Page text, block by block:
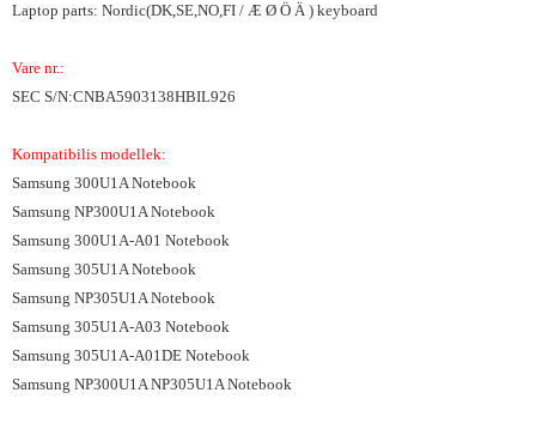
Laptop parts: Nordic(DK,SE,NO,FI / Æ Ø Ö Ä ) keyboard
Vare nr.:
SEC S/N:CNBA5903138HBIL926
Kompatibilis modellek:
Samsung 300U1A Notebook
Samsung NP300U1A Notebook
Samsung 300U1A-A01 Notebook
Samsung 305U1A Notebook
Samsung NP305U1A Notebook
Samsung 305U1A-A03 Notebook
Samsung 305U1A-A01DE Notebook
Samsung NP300U1A NP305U1A Notebook